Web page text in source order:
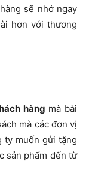
sẽ nhớ ngay
hơn với thương
hàng mà bài
mà các đơn vị
ty muốn gửi tặng
sản phẩm đến từ